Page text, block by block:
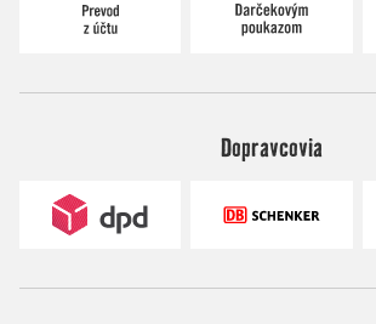
Dopravcovia